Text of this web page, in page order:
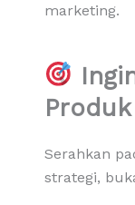
marketing.
Serahkan
strategi,